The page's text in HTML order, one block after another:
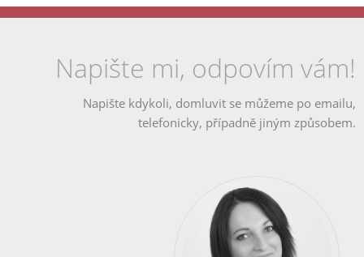
Napište mi, odpovím vám!
Napište kdykoli, domluvit se můžeme po emailu,
telefonicky, případně jiným způsobem.